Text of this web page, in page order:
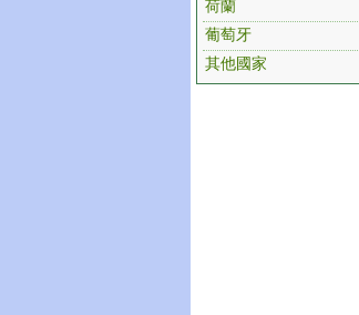
荷蘭
葡萄牙
其他國家